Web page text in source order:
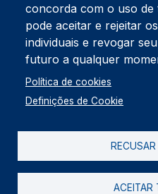
Estúdios
Rua Prior Guerra
Edifício do Centro Cultural da
3830-556 Gafanha da Nazaré
Rodapé
Cookies
Política de
concorda com o uso de
pode aceitar e rejeitar
individuais e revogar
futuro a qualquer
Política de cookies
Definições de Cookie
ACEITAR